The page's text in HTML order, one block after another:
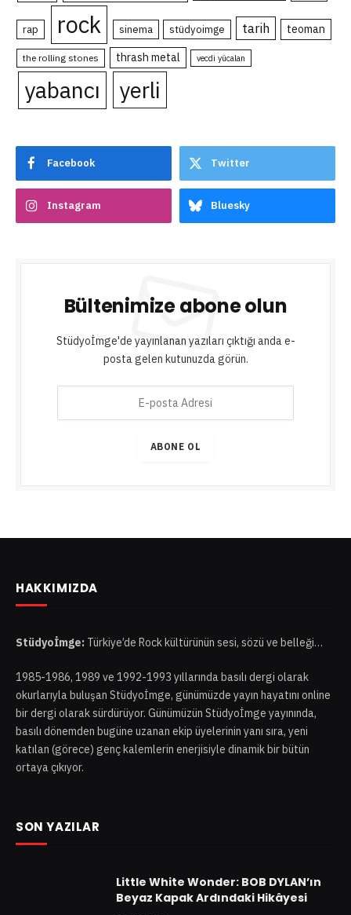
rap rock sinema stüdyoimge tarih teoman
the rolling stones thrash metal vecdi yücalan
yabancı yerli
Facebook Twitter
Instagram Bluesky
Bültenimize abone olun
Stüdyoİmge'de yayınlanan yazıları çıktığı anda e-
posta gelen kutunuzda görün.
r
i
ABONE OL
HAKKIMIZDA
Stüdyoİmge: Türkiye’de Rock kültürünün sesi, sözü ve belleği…
1985-1986, 1989 ve 1992-1993 yıllarında basılı dergi olarak
okurlarıyla buluşan Stüdyoİmge, günümüzde yayın hayatını online
bir dergi olarak sürdürüyor. Günümüzün Stüdyoİmge yayınında,
basılı dönemden bugüne uzanan ekip üyelerinin yanı sıra, yeni
katılan (görece) genç kalemlerin enerjisiyle dinamik bir bütün
ortaya çıkıyor.
SON YAZILAR
Little White Wonder: BOB DYLAN’ın
Beyaz Kapak Ardındaki Hikâyesi